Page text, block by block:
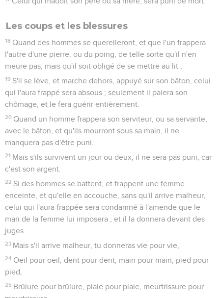
Les coups et les blessures
18 Quand des hommes se querelleront, et que l'un frappera
l'autre d'une pierre, ou du poing, de telle sorte qu'il n'en
meure pas, mais qu'il soit obligé de se mettre au lit ;
19 S'il se lève, et marche dehors, appuyé sur son bâton, celui
qui l'aura frappé sera absous ; seulement il paiera son
chômage, et le fera guérir entièrement.
20 Quand un homme frappera son serviteur, ou sa servante,
avec le bâton, et qu'ils mourront sous sa main, il ne
manquera pas d'être puni.
21 Mais s'ils survivent un jour ou deux, il ne sera pas puni, car
c'est son argent.
22 Si des hommes se battent, et frappent une femme
enceinte, et qu'elle en accouche, sans qu'il arrive malheur,
celui qui l'aura frappée sera condamné à l'amende que le
mari de la femme lui imposera ; et il la donnera devant des
juges.
23 Mais s'il arrive malheur, tu donneras vie pour vie,
24 Oeil pour oeil, dent pour dent, main pour main, pied pour
pied,
25 Brûlure pour brûlure, plaie pour plaie, meurtrissure pour